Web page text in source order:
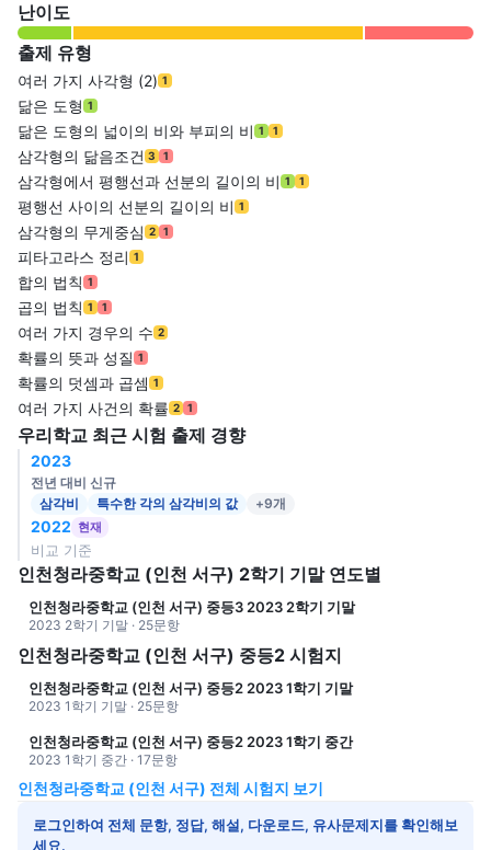
난이도
출제 유형
여러 가지 사각형 (2) 1
닮은 도형 1
닮은 도형의 넓이의 비와 부피의 비 1 1
삼각형의 닮음조건 3 1
삼각형에서 평행선과 선분의 길이의 비 1 1
평행선 사이의 선분의 길이의 비 1
삼각형의 무게중심 2 1
피타고라스 정리 1
합의 법칙 1
곱의 법칙 1 1
여러 가지 경우의 수 2
확률의 뜻과 성질 1
확률의 덧셈과 곱셈 1
여러 가지 사건의 확률 2 1
우리학교 최근 시험 출제 경향
2023
전년 대비 신규
삼각비
특수한 각의 삼각비의 값 +9개
2022 현재
비교 기준
인천청라중학교 (인천 서구) 2학기 기말 연도별
인천청라중학교 (인천 서구) 중등3 2023 2학기 기말
2023 2학기 기말 · 25문항
인천청라중학교 (인천 서구) 중등2 시험지
인천청라중학교 (인천 서구) 중등2 2023 1학기 기말
2023 1학기 기말 · 25문항
인천청라중학교 (인천 서구) 중등2 2023 1학기 중간
2023 1학기 중간 · 17문항
인천청라중학교 (인천 서구) 전체 시험지 보기
로그인하여 전체 문항, 정답, 해설, 다운로드, 유사문제지를 확인해보
세요.